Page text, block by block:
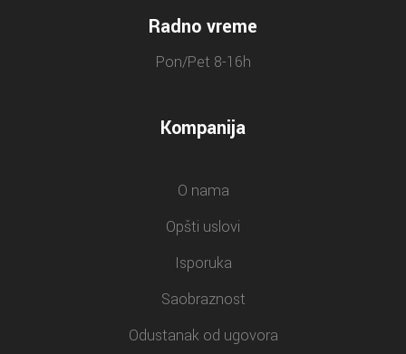
Radno vreme
Pon/Pet 8-16h
Kompanija
O nama
Opšti uslovi
Isporuka
Saobraznost
Odustanak od ugovora